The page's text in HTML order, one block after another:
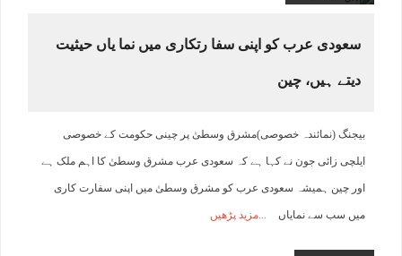
سعودی عرب کو اپنی سفا رتکاری میں نما یاں حیثیت
دیتے ہیں، چین
بیجنگ (نمائندہ خصوصی)مشرق وسطیٰ پر چینی حکومت کے خصوصی
ایلچی زائی جون نے کہا ہے کہ سعودی عرب مشرق وسطیٰ کا اہم ملک ہے
اور چین ہمیشہ سعودی عرب کو مشرق وسطیٰ میں اپنی سفارت کاری
میں سب سے نمایاں مزید پڑھیں